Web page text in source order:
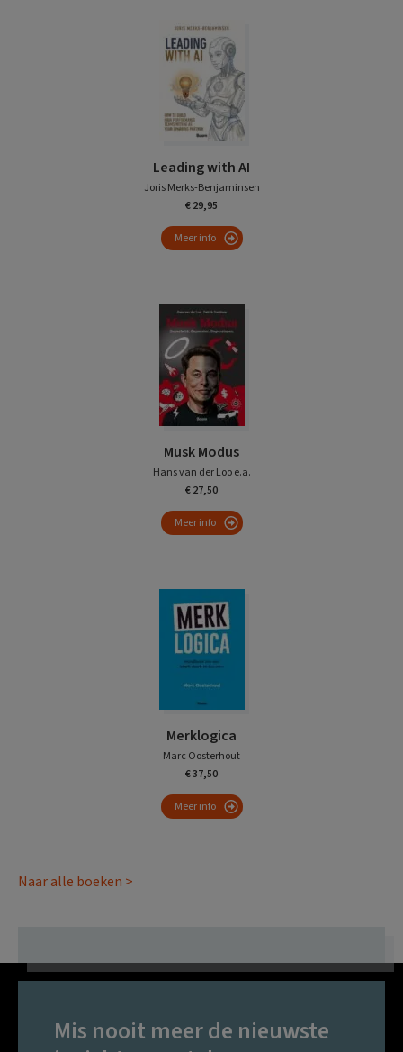
Leading with AI
Joris Merks-Benjaminsen
€ 29,95
Meer info
Musk Modus
Hans van der Loo e.a.
€ 27,50
Meer info
Merklogica
Marc Oosterhout
€ 37,50
Meer info
Naar alle boeken >
Mis nooit meer de nieuwste